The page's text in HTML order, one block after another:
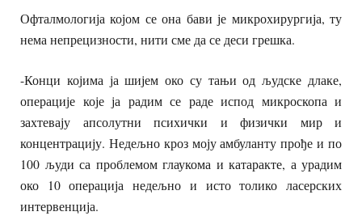
Офталмологија којом се она бави је микрохирургија, ту
нема непрецизности, нити сме да се деси грешка.
-Конци којима ја шијем око су тањи од људске длаке,
операције које ја радим се раде испод микроскопа и
захтевају апсолутни психички и физички мир и
концентрацију. Недељно кроз моју амбуланту прође и по
100 људи са проблемом глаукома и катаракте, а урадим
око 10 операција недељно и исто толико ласерских
интервенција.